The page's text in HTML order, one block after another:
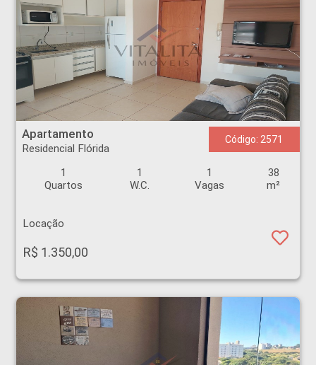
Apartamento - Residencial Flórida - Ribeirão Preto
Apartamento
Residencial Flórida
Código: 2571
1
Quartos
1
W.C.
1
Vagas
38
m²
Locação
R$ 1.350,00